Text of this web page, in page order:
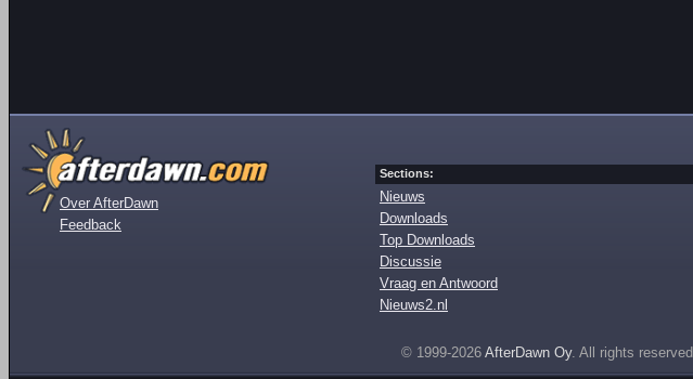
Over AfterDawn
Feedback
Sections:
Nieuws
Downloads
Top Downloads
Discussie
Vraag en Antwoord
Nieuws2.nl
© 1999-2026 AfterDawn Oy. All rights reserved